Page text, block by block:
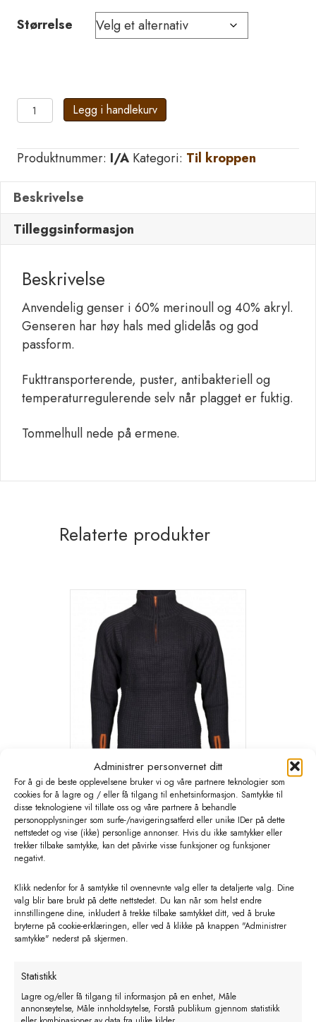
Administrer personvernet ditt
For å gi de beste opplevelsene bruker vi og våre partnere teknologier som
cookies for å lagre og / eller få tilgang til enhetsinformasjon. Samtykke til
disse teknologiene vil tillate oss og våre partnere å behandle
personopplysninger som surfe-/navigeringsatferd eller unike IDer på dette
nettstedet og vise (ikke) personlige annonser. Hvis du ikke samtykker eller
trekker tilbake samtykke, kan det påvirke visse funksjoner og funksjoner
negativt.
Klikk nedenfor for å samtykke til ovennevnte valg eller ta detaljerte valg. Dine
valg blir bare brukt på dette nettstedet. Du kan når som helst endre
innstillingene dine, inkludert å trekke tilbake samtykket ditt, ved å bruke
bryterne på cookie-erklæringen, eller ved å klikke på knappen "Administrer
samtykke" nederst på skjermen.
Statistikk
Lagre og/eller få tilgang til informasjon på en enhet, Måle
annonseytelse, Måle innholdsytelse, Forstå publikum gjennom statistikk
Størrelse
LOXY
VILLMARKSGENSER
60%
MERINOULL
antall
Legg i handlekurv
Produktnummer: I/A Kategori: Til kroppen
Beskrivelse
Tilleggsinformasjon
Beskrivelse
Anvendelig genser i 60% merinoull og 40% akryl.
Genseren har høy hals med glidelås og god
passform.
Fukttransporterende, puster, antibakteriell og
temperaturregulerende selv når plagget er fuktig.
Tommelhull nede på ermene.
Relaterte produkter
LOXY VILLMARKSGENSER
KOKSGRÅ. 60% MERINOULL
kr522,00 eks. MVA
Dette
har
flere
varianter.
på